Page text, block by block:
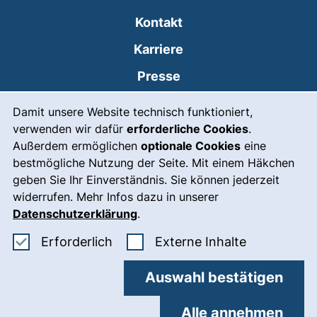
Damit unsere Website technisch funktioniert,
verwenden wir dafür erforderliche Cookies.
Außerdem ermöglichen optionale Cookies eine
bestmögliche Nutzung der Seite. Mit einem Häkchen
geben Sie Ihr Einverständnis. Sie können jederzeit
widerrufen. Mehr Infos dazu in unserer
Datenschutzerklärung.
Erforderlich Erforderliche Cookies akzeptieren
Externe Inhalte: Externe
Auswahl bestätigen
Alle annehmen
Kontakt
Karriere
Presse
Leichte Sprache
Gebärdensprache
Notfall(externer Link, öffnet
Impressum
Barrierefreiheit
Datenschutz